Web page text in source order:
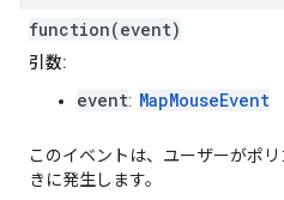
function(event)
引数:
event: MapMouseEvent
このイベントは、ユーザーがポ
きに発生します。